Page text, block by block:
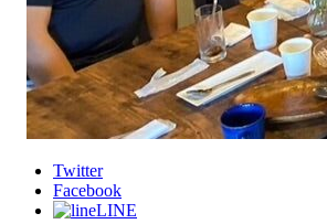
Twitter
Facebook
LINE